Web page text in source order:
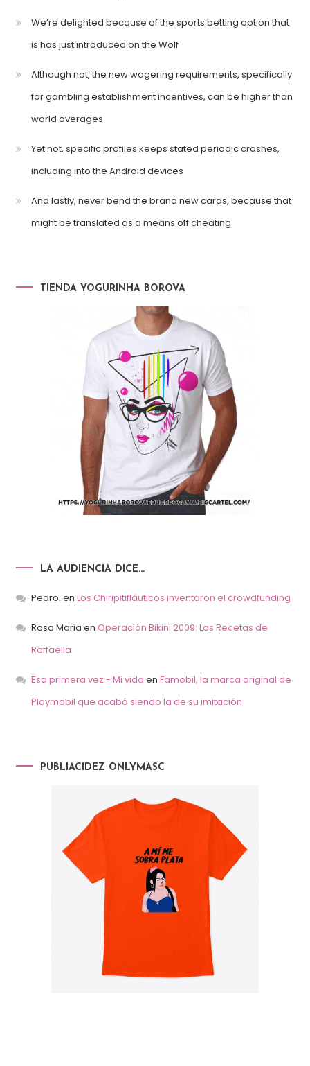
We’re delighted because of the sports betting option that
is has just introduced on the Wolf
Although not, the new wagering requirements, specifically
for gambling establishment incentives, can be higher than
world averages
Yet not, specific profiles keeps stated periodic crashes,
including into the Android devices
And lastly, never bend the brand new cards, because that
might be translated as a means off cheating
TIENDA YOGURINHA BOROVA
LA AUDIENCIA DICE…
Pedro. en Los Chiripitifláuticos inventaron el crowdfunding
Rosa Maria en Operación Bikini 2009: Las Recetas de
Raffaella
Esa primera vez - Mi vida en Famobil, la marca original de
Playmobil que acabó siendo la de su imitación
PUBLIACIDEZ ONLYMASC